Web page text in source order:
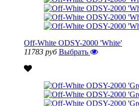
Off-White ODSY-2000 'White'
11783 руб Выбрать